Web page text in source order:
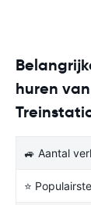
huren
🚙 Aantal
⭐